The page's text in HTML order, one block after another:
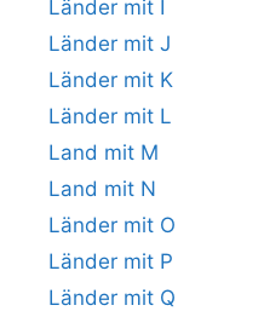
Länder mit I
Länder mit J
Länder mit K
Länder mit L
Land mit M
Land mit N
Länder mit O
Länder mit P
Länder mit Q